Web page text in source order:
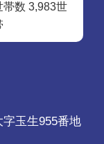
帯数 3,983世
玉生955番地